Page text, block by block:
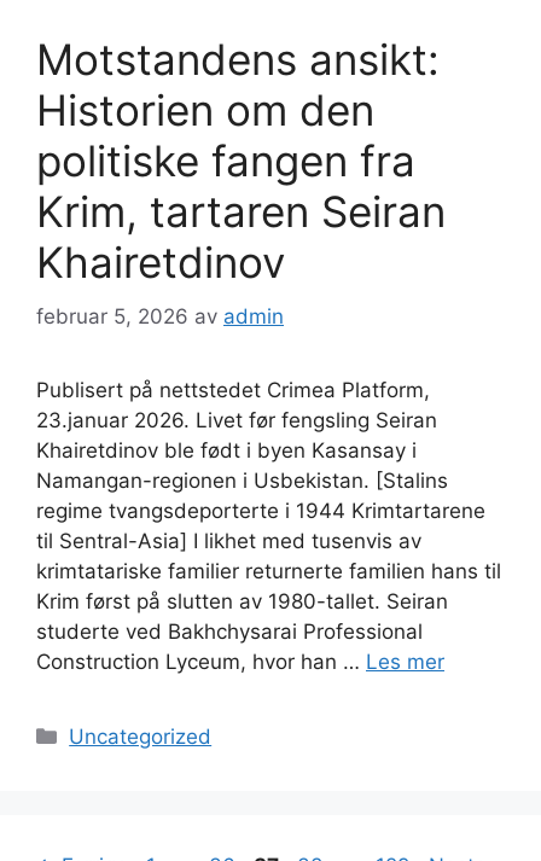
Motstandens ansikt:
Historien om den
politiske fangen fra
Krim, tartaren Seiran
Khairetdinov
februar 5, 2026 av admin
Publisert på nettstedet Crimea Platform,
23.januar 2026. Livet før fengsling Seiran
Khairetdinov ble født i byen Kasansay i
Namangan-regionen i Usbekistan. [Stalins
regime tvangsdeporterte i 1944 Krimtartarene
til Sentral-Asia] I likhet med tusenvis av
krimtatariske familier returnerte familien hans til
Krim først på slutten av 1980-tallet. Seiran
studerte ved Bakhchysarai Professional
Construction Lyceum, hvor han … Les mer
Kategorier
Uncategorized